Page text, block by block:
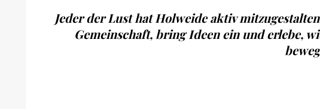
Jeder der Lust hat Holweide aktiv
Gemeinschaft, bring Ideen ein und erlebe,